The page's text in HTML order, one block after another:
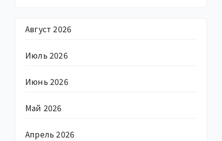
Август 2026
Июль 2026
Июнь 2026
Май 2026
Апрель 2026